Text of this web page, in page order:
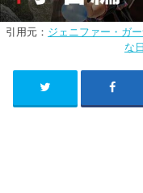
引用元： ジェニファー・ガ
な